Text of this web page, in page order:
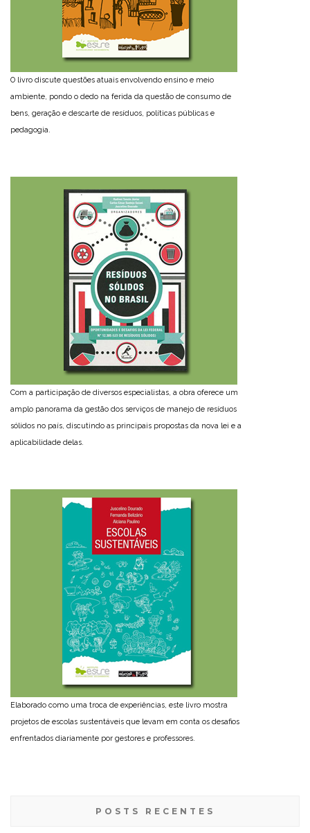
O livro discute questões atuais envolvendo ensino e meio
ambiente, pondo o dedo na ferida da questão de consumo de
bens, geração e descarte de resíduos, políticas públicas e
pedagogia.
Com a participação de diversos especialistas, a obra oferece um
amplo panorama da gestão dos serviços de manejo de resíduos
sólidos no país, discutindo as principais propostas da nova lei e a
aplicabilidade delas.
Elaborado como uma troca de experiências, este livro mostra
projetos de escolas sustentáveis que levam em conta os desafios
enfrentados diariamente por gestores e professores.
POSTS RECENTES